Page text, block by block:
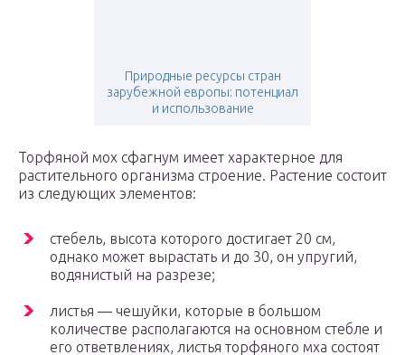
Природные ресурсы стран
зарубежной европы: потенциал
и использование
Торфяной мох сфагнум имеет характерное для
растительного организма строение. Растение состоит
из следующих элементов:
стебель, высота которого достигает 20 см,
однако может вырастать и до 30, он упругий,
водянистый на разрезе;
листья — чешуйки, которые в большом
количестве располагаются на основном стебле и
его ответвлениях, листья торфяного мха состоят